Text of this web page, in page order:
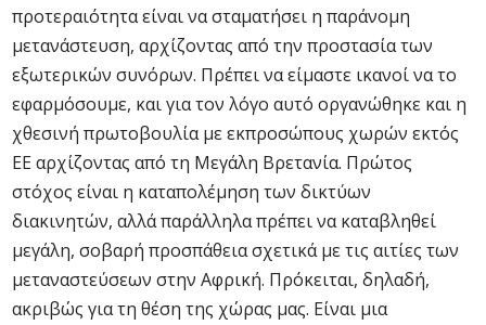
προτεραιότητα είναι να σταματήσει η παράνομη
μετανάστευση, αρχίζοντας από την προστασία των
εξωτερικών συνόρων. Πρέπει να είμαστε ικανοί να το
εφαρμόσουμε, και για τον λόγο αυτό οργανώθηκε και η
χθεσινή πρωτοβουλία με εκπροσώπους χωρών εκτός
ΕΕ αρχίζοντας από τη Μεγάλη Βρετανία. Πρώτος
στόχος είναι η καταπολέμηση των δικτύων
διακινητών, αλλά παράλληλα πρέπει να καταβληθεί
μεγάλη, σοβαρή προσπάθεια σχετικά με τις αιτίες των
μεταναστεύσεων στην Αφρική. Πρόκειται, δηλαδή,
ακριβώς για τη θέση της χώρας μας. Είναι μια